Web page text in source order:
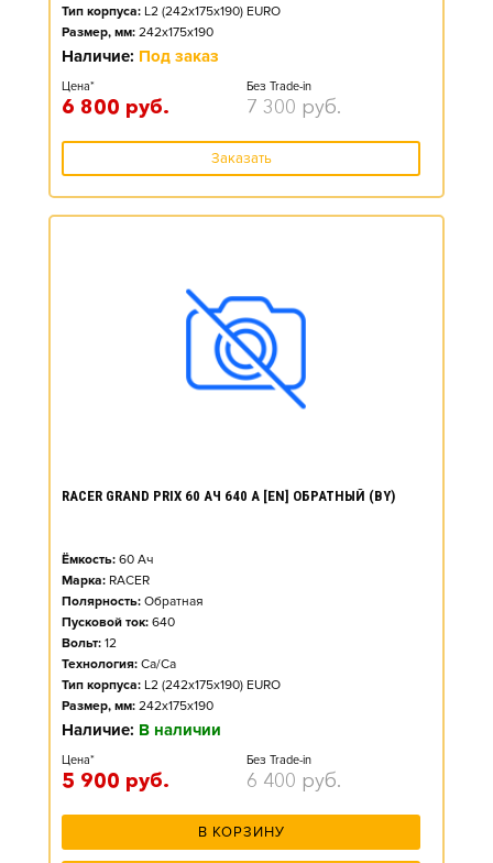
Тип корпуса: L2 (242x175x190) EURO
Размер, мм: 242x175x190
Наличие: Под заказ
Цена*
6 800 руб.
Без Trade-in
7 300 руб.
Заказать
RACER GRAND PRIX 60 АЧ 640 А [EN] ОБРАТНЫЙ (BY)
Ёмкость: 60 Ач
Марка: RACER
Полярность: Обратная
Пусковой ток: 640
Вольт: 12
Технология: Ca/Ca
Тип корпуса: L2 (242x175x190) EURO
Размер, мм: 242x175x190
Наличие: В наличии
Цена*
5 900 руб.
Без Trade-in
6 400 руб.
В КОРЗИНУ